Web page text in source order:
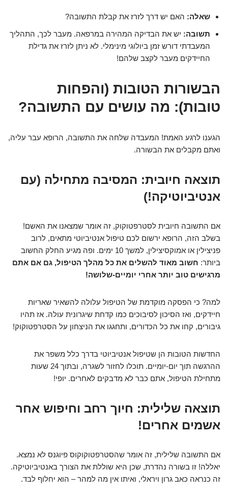
שאלה: האם יש דרך לזרז את קבלת התשובה?
תשובה: יש את הבדיקה המהירה במרפאה. מעבר לכך, התהליך
המעבדתי דורש זמן ביולוגי מינימלי. לא ניתן לזרז את גדילת
החיידקים מעבר לקצב שלהם!
הבשורות הטובות (והפחות
טובות): מה עושים עם התשובה?
הגענו לרגע האמת! המעבדה שלחה את התשובה, הרופא עבר עליה,
ואתם מקבלים את הבשורה.
תוצאה חיובית: המסיבה מתחילה (עם
אנטיביוטיקה!)
אם התשובה חיובית לסטרפטוקוק, זה אומר שמצאנו את האשם!
בשלב הזה, הרופא ירשום לכם טיפול אנטיביוטי מתאים, לרוב
פניצילין או אמוקסיצילין, למשך 10 ימים. ופה מגיע החלק החשוב
ביותר: חשוב מאוד להשלים את כל מהלך הטיפול, גם אם אתם
מרגישים טוב יותר אחרי יומיים-שלושה!
למה? כי הפסקה מוקדמת של הטיפול עלולה להשאיר שאריות
חיידקים, ואז הסיכון לסיבוכים כמו קדחת שיגרונית עולה. אז תהיו
גיבורים, קחו את כל הכדורים, ותחגגו את הניצחון על הסטרפטוקוק!
החדשות הטובות הן שטיפול אנטיביוטי בדרך כלל משפר את
ההרגשה תוך יום-יומיים. תוכלו לחזור לשגרה, ובתוך 24 שעות
מתחילת הטיפול, אתם כבר לא מדבקים לאחרים. יופי!
תוצאה שלילית: חיוך רחב וחיפוש אחר
אשמים אחרים!
אם התשובה שלילית, זה אומר שהסטרפטוקוקוס פיוגנס לא נמצא.
יאללה! זו בשורה נהדרת, שכן היא שוללת את הצורך באנטיביוטיקה.
זה כנראה כאב גרון ויראלי, ואיתו אין מה למהר – הוא יחלוף לבד.